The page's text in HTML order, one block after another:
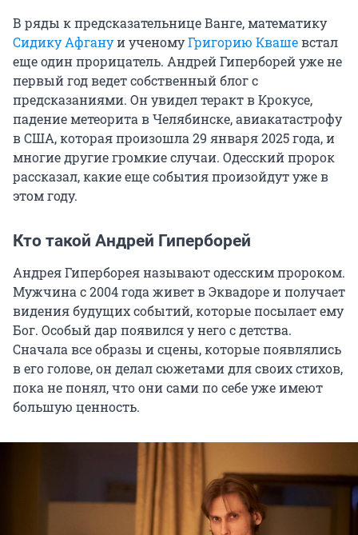
В ряды к предсказательнице Ванге, математику
Сидику Афгануи ученомуГригорию Квашевстал
еще один прорицатель. Андрей Гиперборей уже не
первый год ведет собственный блог с
предсказаниями. Он увидел теракт в Крокусе,
падение метеорита в Челябинске, авиакатастрофу
в США, которая произошла 29 января 2025 года, и
многие другие громкие случаи. Одесский пророк
рассказал, какие еще события произойдут уже в
этом году.
Кто такой Андрей Гиперборей
Андрея Гиперборея называют одесским пророком.
Мужчина с 2004 года живет в Эквадоре и получает
видения будущих событий, которые посылает ему
Бог. Особый дар появился у него с детства.
Сначала все образы и сцены, которые появлялись
в его голове, он делал сюжетами для своих стихов,
пока не понял, что они сами по себе уже имеют
большую ценность.